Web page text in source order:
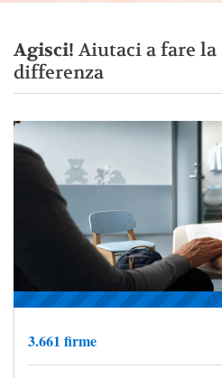
Agisci! Aiutaci a fare la
differenza
3.661 firme